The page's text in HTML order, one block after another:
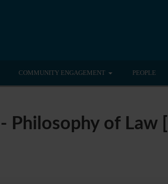
COMMUNITY ENGAGEMENT PEOPLE
of Law [